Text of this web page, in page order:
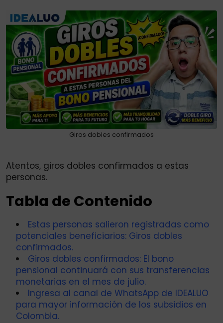
Giros dobles confirmados
Atentos, giros dobles confirmados a estas
personas.
Tabla de Contenido
Estas personas salieron registradas como
potenciales beneficiarios: Giros dobles
confirmados.
Giros dobles confirmados: El bono
pensional continuará con sus transferencias
monetarias en el mes de julio.
Ingresa al canal de WhatsApp de IDEALUO
para mayor información de los subsidios en
Colombia.